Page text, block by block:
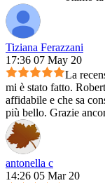
Tiziana Ferazzani
17:36 07 May 20
La
mi è stato fatto.
affidabile e che sa
più bello. Grazie
antonella c
14:26 05 Mar 20